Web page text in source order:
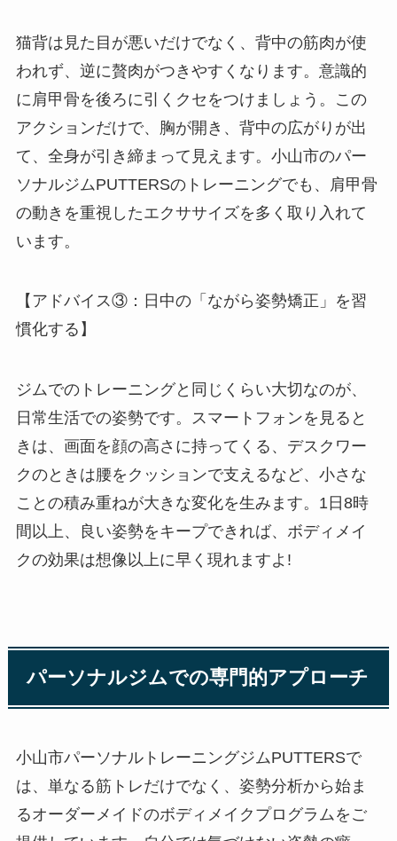
猫背は見た目が悪いだけでなく、背中の筋肉が使
われず、逆に贅肉がつきやすくなります。意識的
に肩甲骨を後ろに引くクセをつけましょう。この
アクションだけで、胸が開き、背中の広がりが出
て、全身が引き締まって見えます。小山市のパー
ソナルジムPUTTERSのトレーニングでも、肩甲骨
の動きを重視したエクササイズを多く取り入れて
います。
【アドバイス③：日中の「ながら姿勢矯正」を習
慣化する】
ジムでのトレーニングと同じくらい大切なのが、
日常生活での姿勢です。スマートフォンを見ると
きは、画面を顔の高さに持ってくる、デスクワー
クのときは腰をクッションで支えるなど、小さな
ことの積み重ねが大きな変化を生みます。1日8時
間以上、良い姿勢をキープできれば、ボディメイ
クの効果は想像以上に早く現れますよ!
パーソナルジムでの専門的アプローチ
小山市パーソナルトレーニングジムPUTTERSで
は、単なる筋トレだけでなく、姿勢分析から始ま
るオーダーメイドのボディメイクプログラムをご